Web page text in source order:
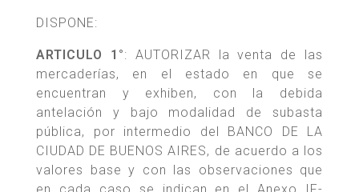
DISPONE:
ARTICULO 1°: AUTORIZAR la venta de las
mercaderías, en el estado en que se
encuentran y exhiben, con la debida
antelación y bajo modalidad de subasta
pública, por intermedio del BANCO DE LA
CIUDAD DE BUENOS AIRES, de acuerdo a los
valores base y con las observaciones que